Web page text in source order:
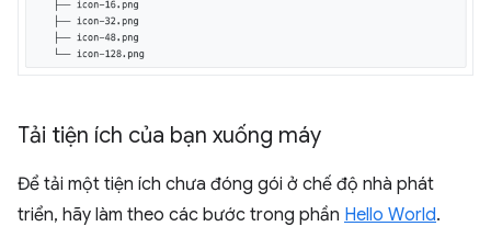
Tải tiện ích của bạn xuống máy
Để tải một tiện ích chưa đóng gói ở chế độ nhà phát
triển, hãy làm theo các bước trong phần Hello World.